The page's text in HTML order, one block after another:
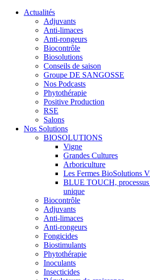
Actualités
Adjuvants
Anti-limaces
Anti-rongeurs
Biocontrôle
Biosolutions
Conseils de saison
Groupe DE SANGOSSE
Nos Podcasts
Phytothérapie
Positive Production
RSE
Salons
Nos Solutions
BIOSOLUTIONS
Vigne
Grandes Cultures
Arboriculture
Les Fermes BioSolutions
BLUE TOUCH,
unique
Biocontrôle
Adjuvants
Anti-limaces
Anti-rongeurs
Fongicides
Biostimulants
Phytothérapie
Inoculants
Insecticides